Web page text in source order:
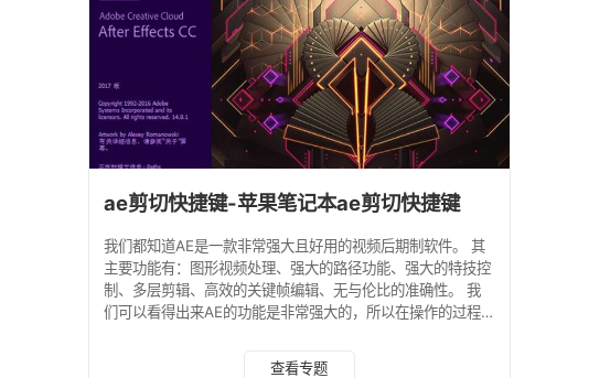
ae剪切快捷键-苹果笔记本ae剪切快捷键
我们都知道AE是一款非常强大且好用的视频后期制软件。 其
主要功能有：图形视频处理、强大的路径功能、强大的特技控
制、多层剪辑、高效的关键帧编辑、无与伦比的准确性。 我
们可以看得出来AE的功能是非常强大的，所以在操作的过程
查看专题